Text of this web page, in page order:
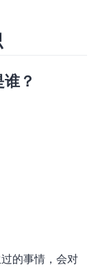
？
的事情，会对